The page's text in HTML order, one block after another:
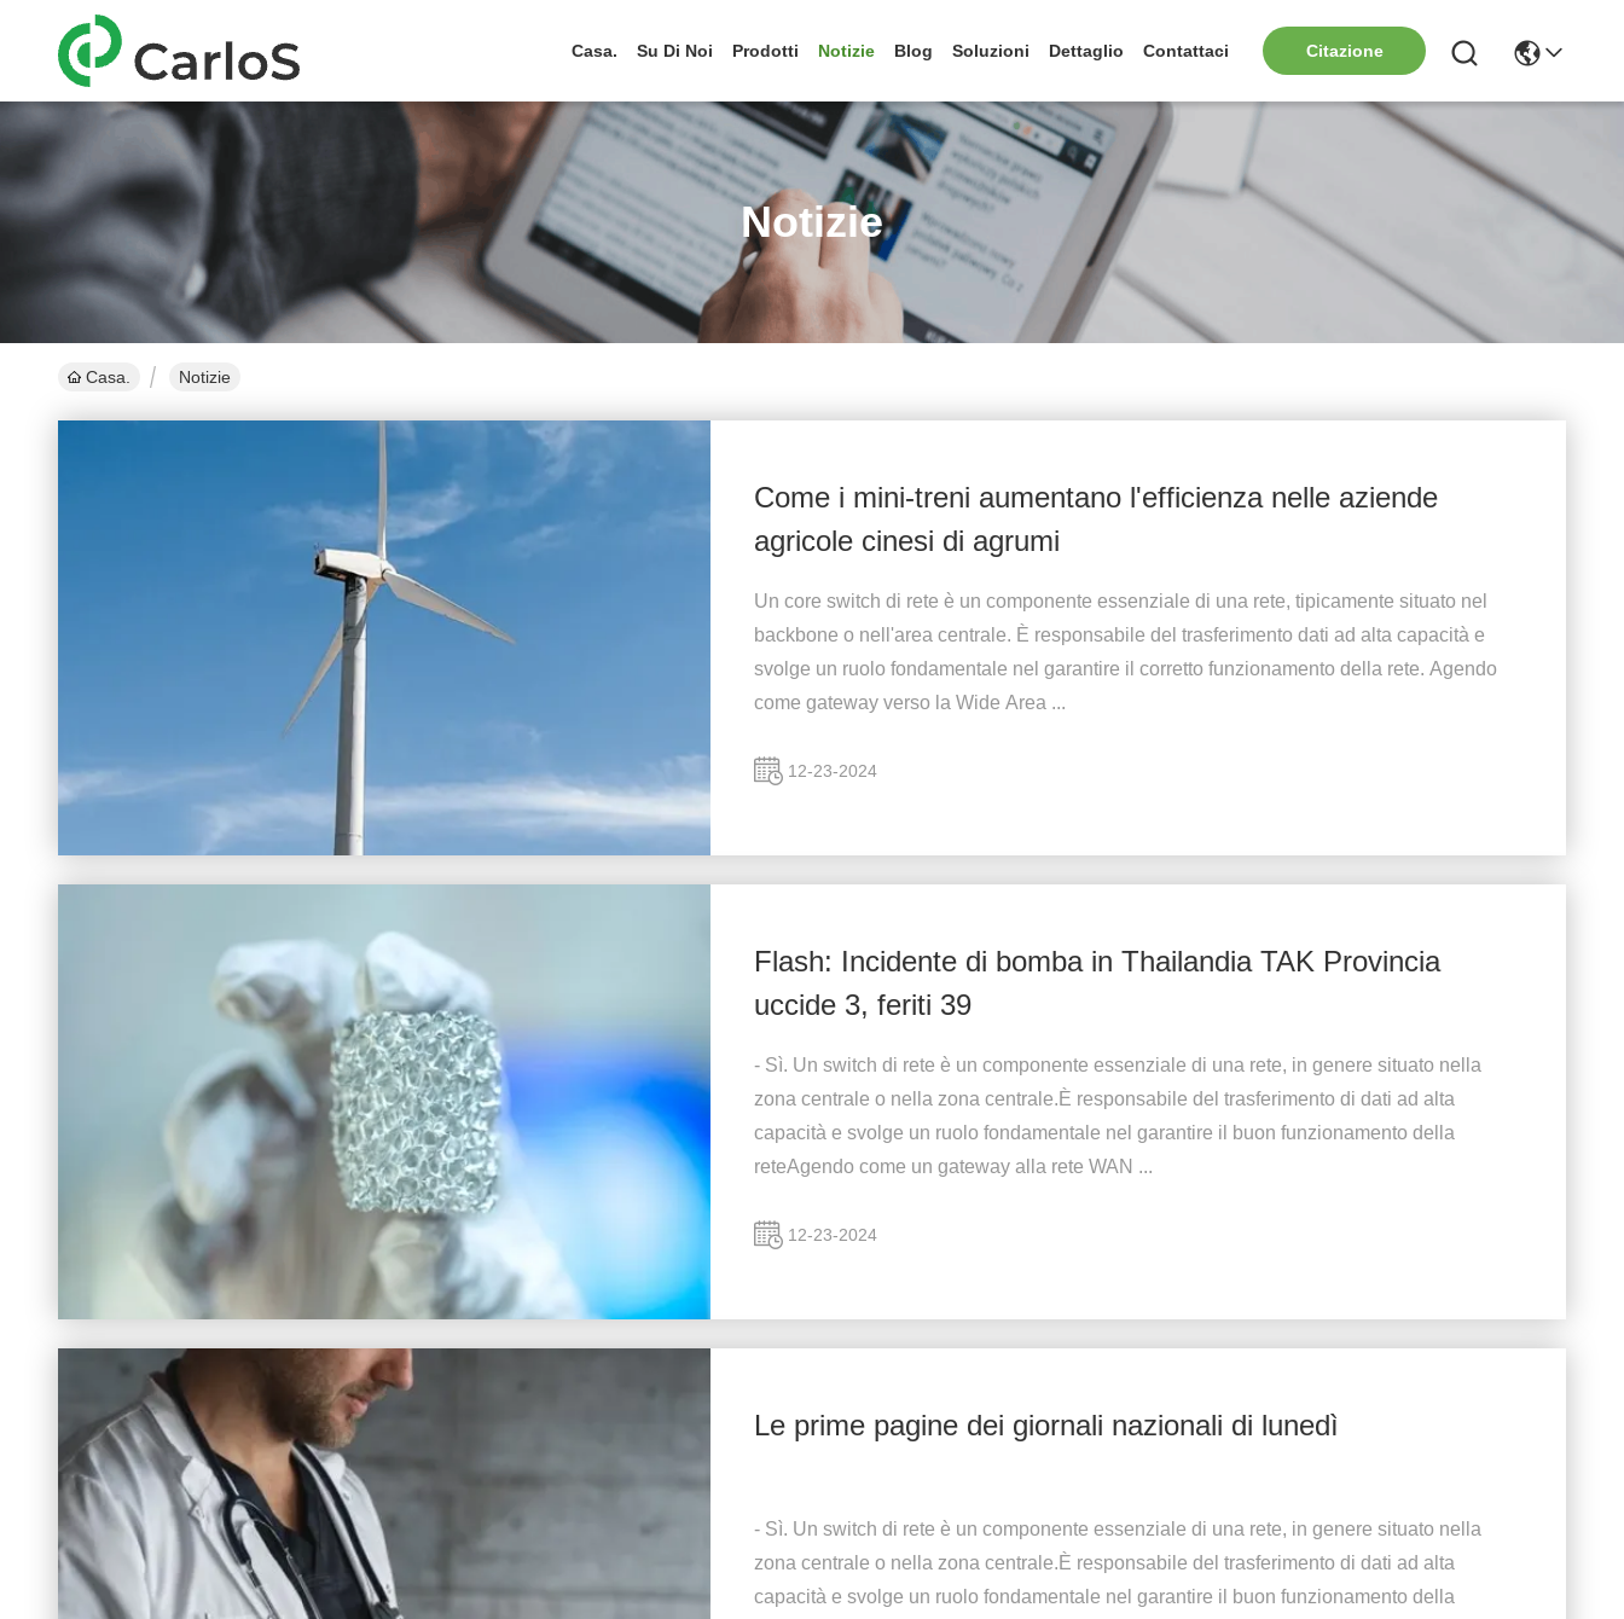
Casa. Su Di Noi Prodotti Notizie Blog Soluzioni Dettaglio Contattaci Citazione
Notizie
Casa. Notizie
Come i mini-treni aumentano l'efficienza nelle aziende
agricole cinesi di agrumi
Un core switch di rete è un componente essenziale di una rete, tipicamente situato nel
backbone o nell'area centrale. È responsabile del trasferimento dati ad alta capacità e
svolge un ruolo fondamentale nel garantire il corretto funzionamento della rete. Agendo
come gateway verso la Wide Area ...
12-23-2024
Flash: Incidente di bomba in Thailandia TAK Provincia
uccide 3, feriti 39
- Sì. Un switch di rete è un componente essenziale di una rete, in genere situato nella
zona centrale o nella zona centrale.È responsabile del trasferimento di dati ad alta
capacità e svolge un ruolo fondamentale nel garantire il buon funzionamento della
reteAgendo come un gateway alla rete WAN ...
12-23-2024
Le prime pagine dei giornali nazionali di lunedì
- Sì. Un switch di rete è un componente essenziale di una rete, in genere situato nella
zona centrale o nella zona centrale.È responsabile del trasferimento di dati ad alta
capacità e svolge un ruolo fondamentale nel garantire il buon funzionamento della